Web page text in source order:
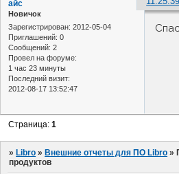
айс
Новичок
Зарегистрирован: 2012-05-04
Приглашений: 0
Сообщений: 2
Провел на форуме:
1 час 23 минуты
Последний визит:
2012-08-17 13:52:47
Страница:1
» Libro » Внешние отчеты для ПО Libro »
продуктов